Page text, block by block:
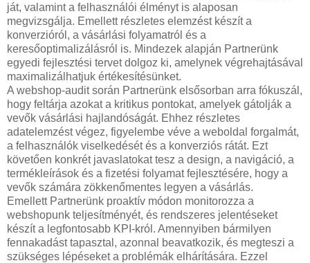
ját, valamint a felhasználói élményt is alaposan
megvizsgálja. Emellett részletes elemzést készít a
konverzióról, a vásárlási folyamatról és a
keresőoptimalizálásról is. Mindezek alapján Partnerünk
egyedi fejlesztési tervet dolgoz ki, amelynek végrehajtásával
maximalizálhatjuk értékesítésünket.
A webshop-audit során Partnerünk elsősorban arra fókuszál,
hogy feltárja azokat a kritikus pontokat, amelyek gátolják a
vevők vásárlási hajlandóságát. Ehhez részletes
adatelemzést végez, figyelembe véve a weboldal forgalmát,
a felhasználók viselkedését és a konverziós rátát. Ezt
követően konkrét javaslatokat tesz a design, a navigáció, a
termékleírások és a fizetési folyamat fejlesztésére, hogy a
vevők számára zökkenőmentes legyen a vásárlás.
Emellett Partnerünk proaktív módon monitorozza a
webshopunk teljesítményét, és rendszeres jelentéseket
készít a legfontosabb KPI-król. Amennyiben bármilyen
fennakadást tapasztal, azonnal beavatkozik, és megteszi a
szükséges lépéseket a problémák elhárítására. Ezzel